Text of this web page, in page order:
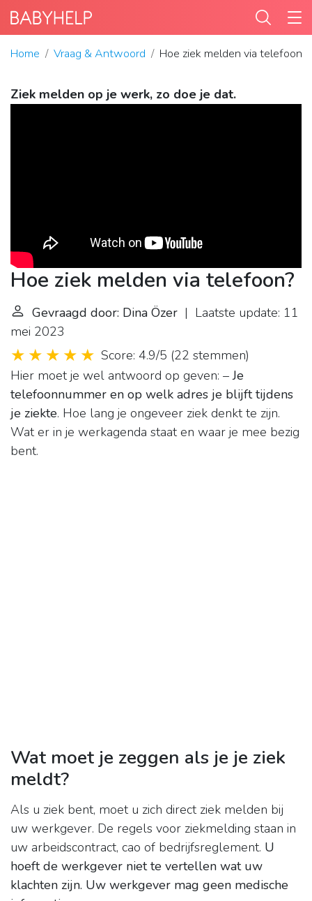
Home Vraag & Antwoord Hoe ziek melden via telefoon?
Ziek melden op je werk, zo doe je dat.
Hoe ziek melden via telefoon?
Gevraagd door: Dina Özer | Laatste update: 11
mei 2023
Score: 4.9/5 (22 stemmen)
Hier moet je wel antwoord op geven: –Je
telefoonnummer en op welk adres je blijft tijdens
je ziekte. Hoe lang je ongeveer ziek denkt te zijn.
Wat er in je werkagenda staat en waar je mee bezig
bent.
Wat moet je zeggen als je je ziek
meldt?
Als u ziek bent, moet u zich direct ziek melden bij
uw werkgever. De regels voor ziekmelding staan in
uw arbeidscontract, cao of bedrijfsreglement. U
hoeft de werkgever niet te vertellen wat uw
klachten zijn. Uw werkgever mag geen medische